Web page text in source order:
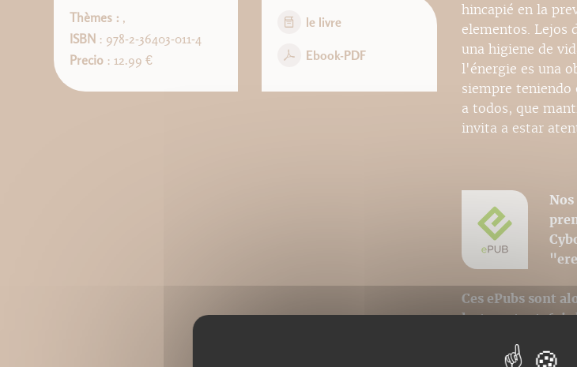
Thèmes : ,
ISBN : 978-2-36403-011-4
Precio: 12.99 €
le livre
Ebook-PDF
hincapié en la
elementos. Lejos
una higiene de
l'énergie es una
siempre teniendo
a todos, que
invita a estar
Ces ePubs sont
lecture, toutefois
avons au mieux